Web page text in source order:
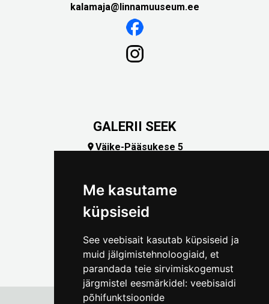
Me kasutame
küpsiseid
See veebisait kasutab küpsiseid ja
muid jälgimistehnoloogiaid, et
parandada teie sirvimiskogemust
järgmistel eesmärkidel: veebisaidi
põhifunktsioonide
kalamaja@linnamuuseum.ee
GALERII SEEK
Väike-Pääsukese 5